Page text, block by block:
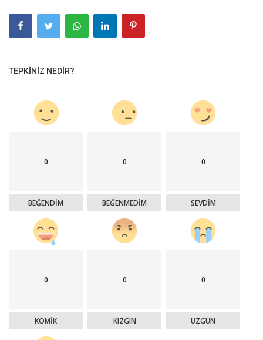
TEPKINIZ NEDIR?
0
BEĞENDIM
0
BEĞENMEDIM
0
SEVDIM
0
KOMIK
0
KIZGIN
0
ÜZGÜN